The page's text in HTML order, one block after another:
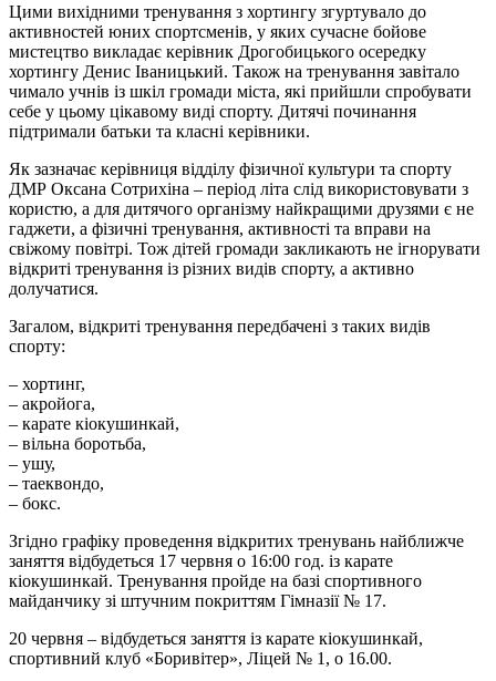
Цими вихідними тренування з хортингу згуртувало до
активностей юних спортсменів, у яких сучасне бойове
мистецтво викладає керівник Дрогобицького осередку
хортингу Денис Іваницький. Також на тренування завітало
чимало учнів із шкіл громади міста, які прийшли спробувати
себе у цьому цікавому виді спорту. Дитячі починання
підтримали батьки та класні керівники.
Як зазначає керівниця відділу фізичної культури та спорту
ДМР Оксана Сотрихіна – період літа слід використовувати з
користю, а для дитячого організму найкращими друзями є не
гаджети, а фізичні тренування, активності та вправи на
свіжому повітрі. Тож дітей громади закликають не ігнорувати
відкриті тренування із різних видів спорту, а активно
долучатися.
Загалом, відкриті тренування передбачені з таких видів
спорту:
– хортинг,
– акройога,
– карате кіокушинкай,
– вільна боротьба,
– ушу,
– таеквондо,
– бокс.
Згідно графіку проведення відкритих тренувань найближче
заняття відбудеться 17 червня о 16:00 год. із карате
кіокушинкай. Тренування пройде на базі спортивного
майданчику зі штучним покриттям Гімназії № 17.
20 червня – відбудеться заняття із карате кіокушинкай,
спортивний клуб «Боривітер», Ліцей № 1, о 16.00.